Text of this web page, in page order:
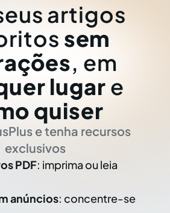
artigos
sem
, em
lugar e
quiser
e tenha recursos
exclusivos
PDF: imprima ou leia
anúncios: concentre-se